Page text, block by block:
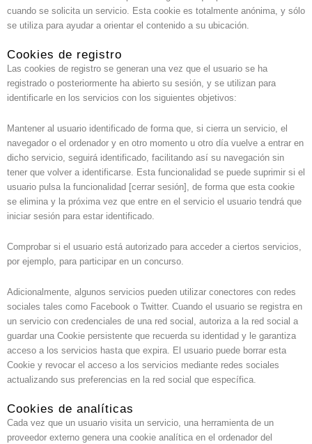
cuando se solicita un servicio. Esta cookie es totalmente anónima, y sólo
se utiliza para ayudar a orientar el contenido a su ubicación.
Cookies de registro
Las cookies de registro se generan una vez que el usuario se ha
registrado o posteriormente ha abierto su sesión, y se utilizan para
identificarle en los servicios con los siguientes objetivos:
Mantener al usuario identificado de forma que, si cierra un servicio, el
navegador o el ordenador y en otro momento u otro día vuelve a entrar en
dicho servicio, seguirá identificado, facilitando así su navegación sin
tener que volver a identificarse. Esta funcionalidad se puede suprimir si el
usuario pulsa la funcionalidad [cerrar sesión], de forma que esta cookie
se elimina y la próxima vez que entre en el servicio el usuario tendrá que
iniciar sesión para estar identificado.
Comprobar si el usuario está autorizado para acceder a ciertos servicios,
por ejemplo, para participar en un concurso.
Adicionalmente, algunos servicios pueden utilizar conectores con redes
sociales tales como Facebook o Twitter. Cuando el usuario se registra en
un servicio con credenciales de una red social, autoriza a la red social a
guardar una Cookie persistente que recuerda su identidad y le garantiza
acceso a los servicios hasta que expira. El usuario puede borrar esta
Cookie y revocar el acceso a los servicios mediante redes sociales
actualizando sus preferencias en la red social que específica.
Cookies de analíticas
Cada vez que un usuario visita un servicio, una herramienta de un
proveedor externo genera una cookie analítica en el ordenador del